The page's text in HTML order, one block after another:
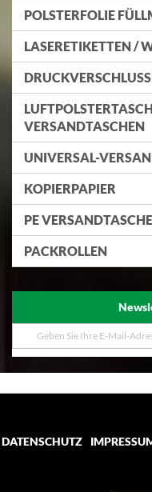
POLSTERFOLIE
LASERETIKETTEN /
VERSANDTASCHEN
UNIVERSAL-
KOPIERPAPIER
PE
PACKROLLEN
Melden
Sie
unseren
DATENSCHUTZ